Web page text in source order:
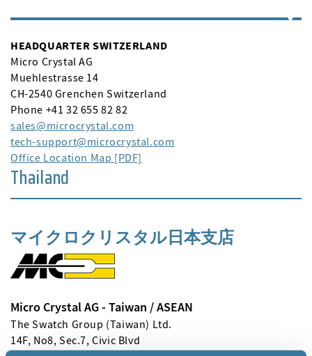
HEADQUARTER SWITZERLAND
Micro Crystal AG
Muehlestrasse 14
CH-2540 Grenchen Switzerland
Phone +41 32 655 82 82
sales
microcrystal com
tech-support
microcrystal com
Office Location Map [PDF]
Thailand
マイクロクリスタル日本支店
Micro Crystal AG - Taiwan / ASEAN
The Swatch Group (Taiwan) Ltd.
14F, No8, Sec.7, Civic Blvd